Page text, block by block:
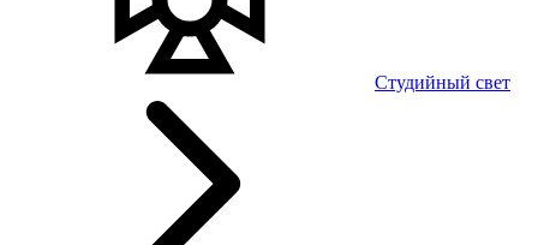
Студийный свет